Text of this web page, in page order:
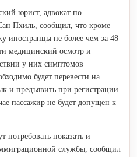
юрист, адвокат по
Пхиль, сообщил, что кроме
иностранцы не более чем за 48
медицинский осмотр и
у них симптомов
будет перевести на
и предъявить при регистрации
пассажир не будет допущен к
потребовать показать и
службы, сообщил